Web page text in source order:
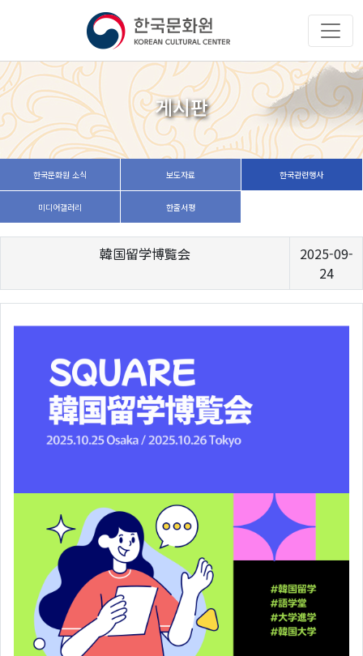
게시판
한국문화원 소식 보도자료 한국관련행사
미디어갤러리 한줄서평
韓国留学博覧会
2025-09-
24